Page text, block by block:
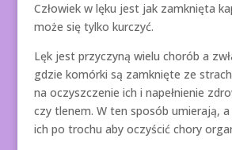
Człowiek w lęku jest jak zamknięta
może się tylko kurczyć.
Lęk jest przyczyną wielu chorób a
gdzie komórki są zamknięte ze
na oczyszczenie ich i napełnienie
czy tlenem. W ten sposób umierają,
ich po trochu aby oczyścić chory